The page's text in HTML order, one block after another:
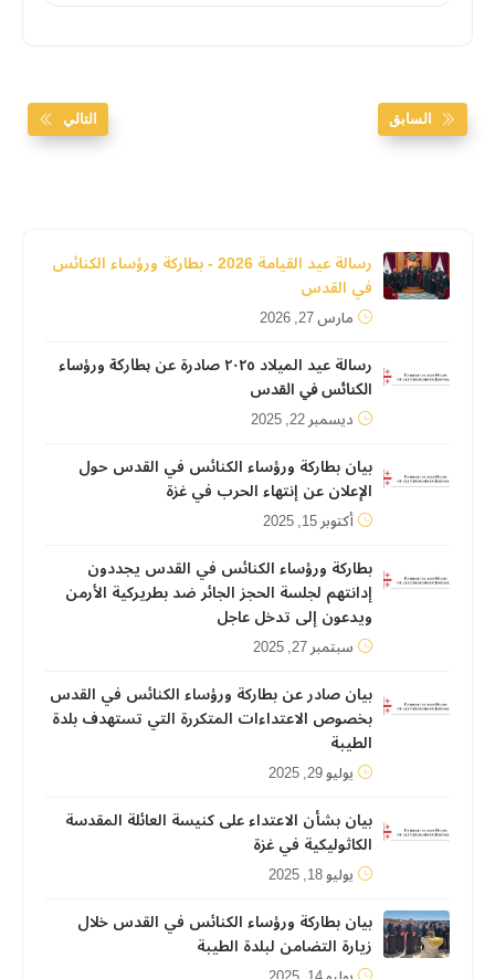
السابق التالي
رسالة عيد القيامة 2026 - بطاركة ورؤساء الكنائس
في القدس
مارس 27, 2026
رسالة عيد الميلاد ٢٠٢٥ صادرة عن ﺑﻄﺎرﻛﺔ ورؤﺳﺎء
اﻟﻜﻨﺎﺋﺲ ﻓﻲ اﻟﻘﺪس
ديسمبر 22, 2025
بيان بطاركة ورؤساء الكنائس في القدس حول
الإعلان عن إنتهاء الحرب في غزة
أكتوبر 15, 2025
بطاركة ورؤساء الكنائس في القدس يجددون
إدانتهم لجلسة الحجز الجائر ضد بطريركية الأرمن
ويدعون إلى تدخل عاجل
سبتمبر 27, 2025
بيان صادر عن بطاركة ورؤساء الكنائس في القدس
بخصوص الاعتداءات المتكررة التي تستهدف بلدة
الطيبة
يوليو 29, 2025
بيان بشأن الاعتداء على كنيسة العائلة المقدسة
الكاثوليكية في غزة
يوليو 18, 2025
بيان بطاركة ورؤساء الكنائس في القدس خلال
زيارة التضامن لبلدة الطيبة